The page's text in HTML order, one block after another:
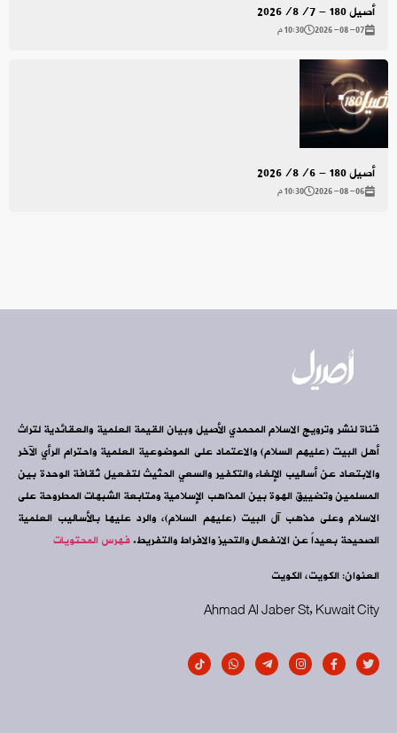
أصيل 180 - 2026/8/7
2026-08-07 10:30 م
أصيل 180 - 2026/8/6
2026-08-06 10:30 م
قناة لنشر وترويج الاسلام المحمدي الأصيل وبيان القيمة العلمية والعقائدية لتراث
أهل البيت (عليهم السلام) والاعتماد على الموضوعية العلمية واحترام الرأي الآخر
والابتعاد عن أساليب الإلغاء والتكفير والسعي الحثيث لتفعيل ثقافة الوحدة بين
المسلمين وتضييق الهوة بين المذاهب الإسلامية ومتابعة الشبهات المطروحة على
الاسلام وعلى مذهب آل البيت (عليهم السلام)، والرد عليها بالأساليب العلمية
الصحيحة بعيداً عن الانفعال والتحيز والافراط والتفريط.فهرس المحتويات
العنوان: الكويت، الكويت
Ahmad Al Jaber St, Kuwait City